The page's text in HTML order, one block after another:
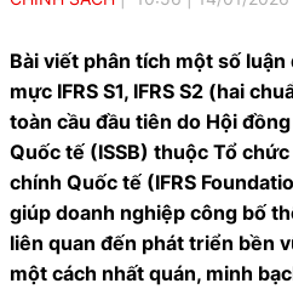
Bài viết phân tích một số
mực IFRS S1, IFRS S2 (hai
toàn cầu đầu tiên do Hội
Quốc tế (ISSB) thuộc Tổ
chính Quốc tế (IFRS
giúp doanh nghiệp công bố
liên quan đến phát triển bền
một cách nhất quán, minh